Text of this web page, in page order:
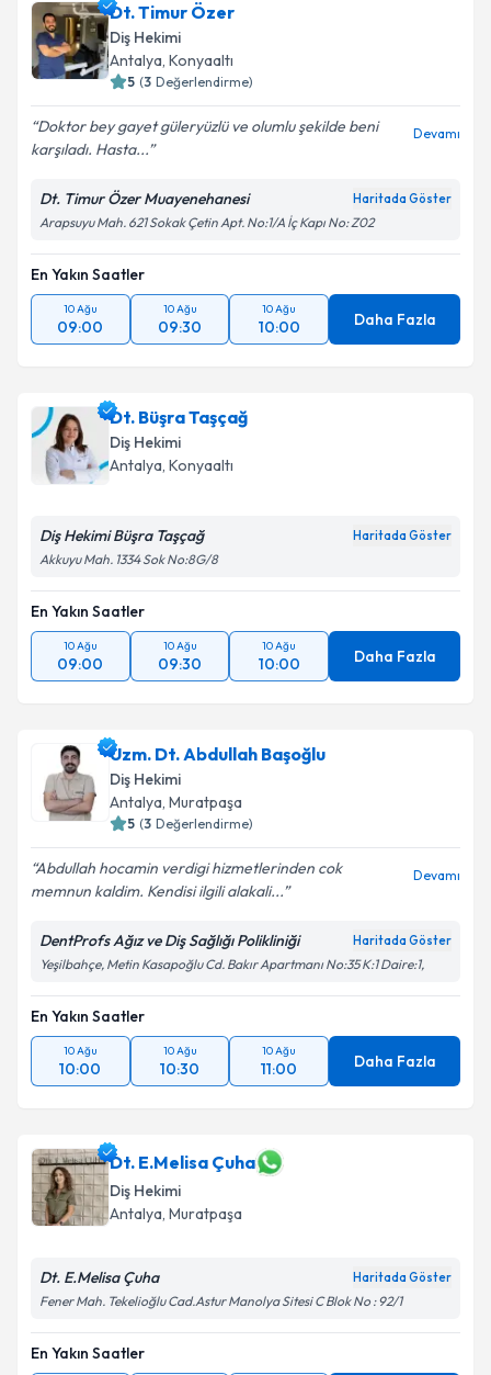
Dt. Timur Özer
Diş Hekimi
Antalya, Konyaaltı
5 (3 Değerlendirme)
Doktor bey gayet güleryüzlü ve olumlu şekilde beni
karşıladı. Hasta...
Devamı
Dt. Timur Özer Muayenehanesi Haritada Göster
Arapsuyu Mah. 621 Sokak Çetin Apt. No:1/A İç Kapı No: Z02
En Yakın Saatler
10 Ağu
09:00
10 Ağu
09:30
10 Ağu
10:00 Daha Fazla
Dt. Büşra Taşçağ
Diş Hekimi
Antalya, Konyaaltı
Diş Hekimi Büşra Taşçağ Haritada Göster
Akkuyu Mah. 1334 Sok No:8G/8
En Yakın Saatler
10 Ağu
09:00
10 Ağu
09:30
10 Ağu
10:00 Daha Fazla
Uzm. Dt. Abdullah Başoğlu
Diş Hekimi
Antalya, Muratpaşa
5 (3 Değerlendirme)
Abdullah hocamin verdigi hizmetlerinden cok
memnun kaldim. Kendisi ilgili alakali...
Devamı
DentProfs Ağız ve Diş Sağlığı Polikliniği Haritada Göster
Yeşilbahçe, Metin Kasapoğlu Cd. Bakır Apartmanı No:35 K:1 Daire:1,
En Yakın Saatler
10 Ağu
10:00
10 Ağu
10:30
10 Ağu
11:00 Daha Fazla
Dt. E.Melisa Çuha
Diş Hekimi
Antalya, Muratpaşa
Dt. E.Melisa Çuha Haritada Göster
Fener Mah. Tekelioğlu Cad.Astur Manolya Sitesi C Blok No : 92/1
En Yakın Saatler